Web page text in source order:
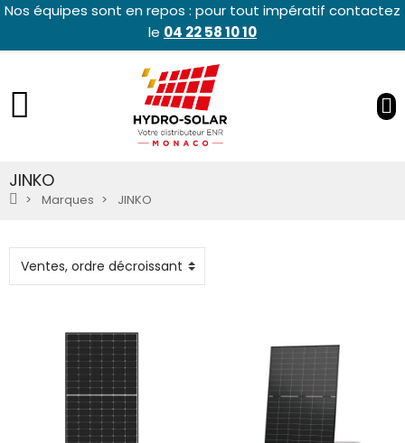
Nos équipes sont en repos : pour tout impératif contactez
le 04 22 58 10 10
JINKO
Marques JINKO